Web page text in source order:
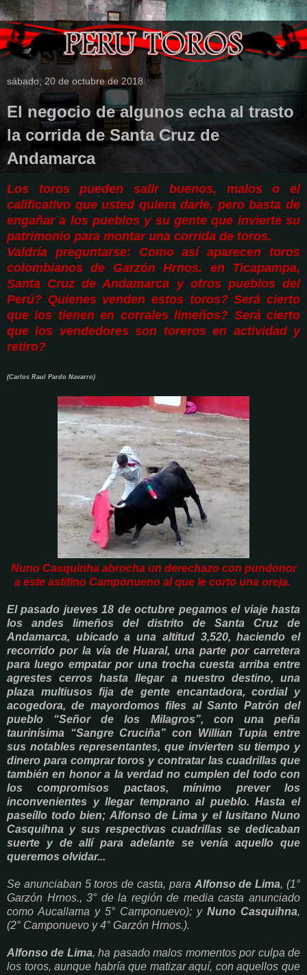
sábado, 20 de octubre de 2018
El negocio de algunos echa al trasto
la corrida de Santa Cruz de
Andamarca
Los toros pueden salir buenos, malos o el
calificativo que usted quiera darle, pero basta de
engañar a los pueblos y su gente que invierte su
patrimonio para montar una corrida de toros.
Valdría preguntarse: Como así aparecen toros
colombianos de Garzón Hrnos. en Ticapampa,
Santa Cruz de Andamarca y otros pueblos del
Perú? Quienes venden estos toros? Será cierto
que los tienen en corrales limeños? Será cierto
que los vendedores son toreros en actividad y
retiro?
(Carlos Raul Pardo Navarro)
Nuno Casquinha abrocha un derechazo con pundonor
a este astifino Camponueno al que le corto una oreja.
El pasado jueves 18 de octubre pegamos el viaje hasta
los andes limeños del distrito de Santa Cruz de
Andamarca, ubicado a una altitud 3,520, haciendo el
recorrido por la vía de Huaral, una parte por carretera
para luego empatar por una trocha cuesta arriba entre
agrestes cerros hasta llegar a nuestro destino, una
plaza multiusos fija de gente encantadora, cordial y
acogedora, de mayordomos files al Santo Patrón del
pueblo “Señor de los Milagros”, con una peña
taurinísima “Sangre Cruciña” con Willian Tupia entre
sus notables representantes, que invierten su tiempo y
dinero para comprar toros y contratar las cuadrillas que
también en honor a la verdad no cumplen del todo con
los compromisos pactaos, mínimo prever los
inconvenientes y llegar temprano al pueblo. Hasta el
paseíllo todo bien; Alfonso de Lima y el lusitano Nuno
Casquihna y sus respectivas cuadrillas se dedicaban
suerte y de allí para adelante se venía aquello que
queremos olvidar...
Se anunciaban 5 toros de casta, para Alfonso de Lima, (1°
Garzón Hrnos., 3° de la región de media casta anunciado
como Aucallama y 5° Camponuevo); y Nuno Casquihna,
(2° Camponuevo y 4° Garzón Hrnos.).
Alfonso de Lima, ha pasado malos momentos por culpa de
los toros, aunque habría que matizar aquí, con aquellos que